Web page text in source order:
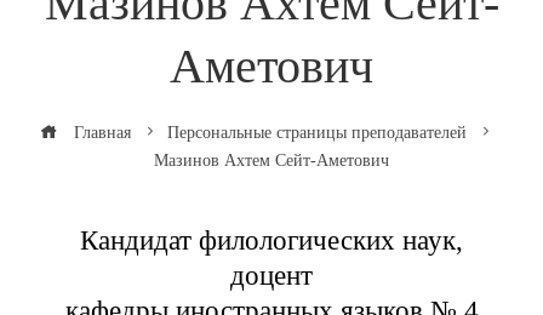
Аметович
Главная
Персональные страницы преподавателей
Мазинов Ахтем Сейт-Аметович
Кандидат филологических наук,
доцент